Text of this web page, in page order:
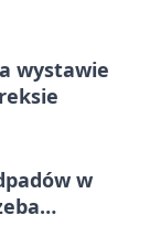
wystawie
w